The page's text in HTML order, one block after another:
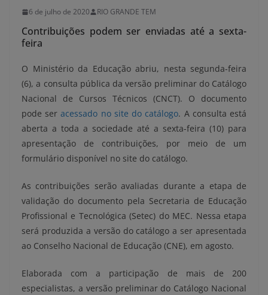
6 de julho de 2020 RIO GRANDE TEM
Contribuições podem ser enviadas até a sexta-
feira
O Ministério da Educação abriu, nesta segunda-feira
(6), a consulta pública da versão preliminar do Catálogo
Nacional de Cursos Técnicos (CNCT). O documento
pode seracessado no site do catálogo. A consulta está
aberta a toda a sociedade até a sexta-feira (10) para
apresentação de contribuições, por meio de um
formulário disponível no site do catálogo.
As contribuições serão avaliadas durante a etapa de
validação do documento pela Secretaria de Educação
Profissional e Tecnológica (Setec) do MEC. Nessa etapa
será produzida a versão do catálogo a ser apresentada
ao Conselho Nacional de Educação (CNE), em agosto.
Elaborada com a participação de mais de 200
especialistas, a versão preliminar do Catálogo Nacional